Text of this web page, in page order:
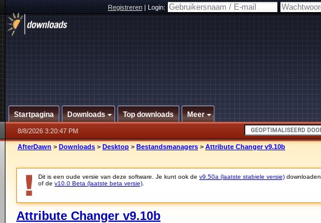
Registreren|Login:
Startpagina Downloads Top downloads Meer
8/8/2026 3:20:47 PM
AfterDawn > Downloads > Desktop > Bestandsmanagers > Attribute Changer v9.10b
Dit is een oude versie van deze software. Je kunt ook de v9.50a (laatste stabiele versie) downloaden.
of de v10.0 Beta (laatste beta versie)
Attribute Changer v9.10b